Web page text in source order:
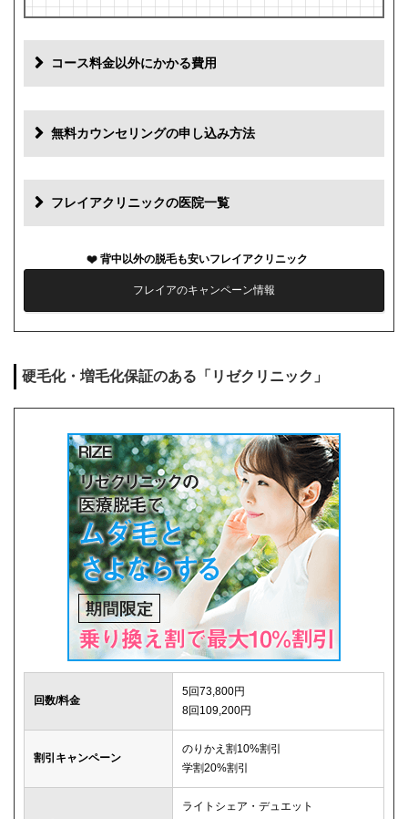
コース料金以外にかかる費用
初診料 0円
再診料
薬代 0円
シェービング代 0円
キャンセル料 1回まで0円
無料カウンセリングの申し込み方法
フレイアクリニックの医院一覧
背中以外の脱毛も安いフレイアクリニック
フレイアのキャンペーン情報
硬毛化・増毛化保証のある「リゼクリニック」
回数/料金
5回73,800円
8回109,200円
割引キャンペーン
のりかえ割10%割引
学割20%割引
ライトシェア・デュエット